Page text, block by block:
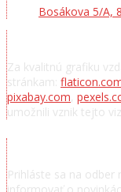
Bosákova 5/A,
Za kvalitnú grafiku
stránkam:
pixabay.com
umožnili vznik tejto
Prihláste sa na odber